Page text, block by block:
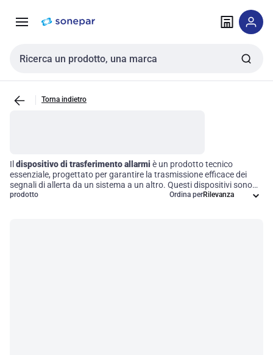
navigazione alla
Cerca input
Torna indietro
Il dispositivo di trasferimento allarmi è un prodotto tecnico
essenziale, progettato per garantire la trasmissione efficace dei
segnali di allerta da un sistema a un altro. Questi dispositivi sono
fondamentali nei sistemi di sicurezza e monitoraggio, poiché
prodotto Ordina per